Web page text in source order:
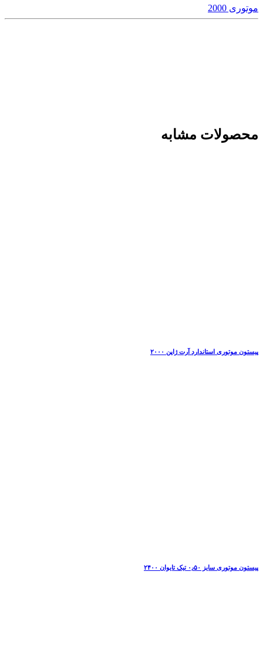
موتوری 2000
محصولات مشابه
پیستون موتوری استاندارد آرت ژاپن ۲۰۰۰
پیستون موتوری سایز ۰٫۵۰ تیک تایوان ۲۴۰۰